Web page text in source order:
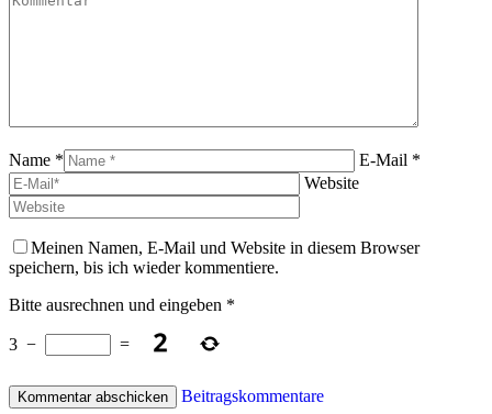
Name *
E-Mail *
Website
Meinen Namen, E-Mail und Website in diesem Browser
speichern, bis ich wieder kommentiere.
Bitte ausrechnen und eingeben *
3 − =
Beitragskommentare